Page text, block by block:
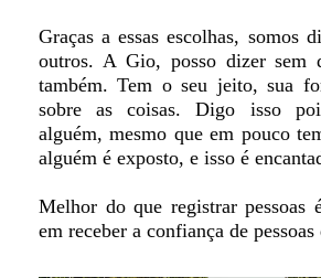
Graças a essas escolhas, somos
outros. A Gio, posso dizer sem
também. Tem o seu jeito, sua
sobre as coisas. Digo isso
alguém, mesmo que em pouco
alguém é exposto, e isso é
Melhor do que registrar
em receber a confiança de pessoas